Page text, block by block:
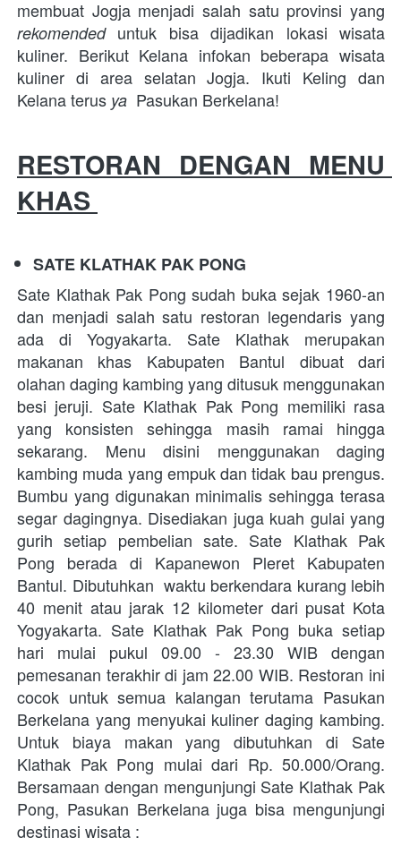
rekomended untuk bisa dijadikan lokasi wisata
kuliner. Berikut Kelana infokan beberapa wisata
kuliner di area selatan Jogja. Ikuti Keling dan
Kelana terus ya Pasukan Berkelana!
RESTORAN DENGAN MENU
KHAS
SATE KLATHAK PAK PONG
Sate Klathak Pak Pong sudah buka sejak 1960-an
dan menjadi salah satu restoran legendaris yang
ada di Yogyakarta. Sate Klathak merupakan
makanan khas Kabupaten Bantul dibuat dari
olahan daging kambing yang ditusuk menggunakan
besi jeruji. Sate Klathak Pak Pong memiliki rasa
yang konsisten sehingga masih ramai hingga
sekarang. Menu disini menggunakan daging
kambing muda yang empuk dan tidak bau prengus.
Bumbu yang digunakan minimalis sehingga terasa
segar dagingnya. Disediakan juga kuah gulai yang
gurih setiap pembelian sate. Sate Klathak Pak
Pong berada di Kapanewon Pleret Kabupaten
Bantul. Dibutuhkan  waktu berkendara kurang lebih
40 menit atau jarak 12 kilometer dari pusat Kota
Yogyakarta. Sate Klathak Pak Pong buka setiap
hari mulai pukul 09.00 - 23.30 WIB dengan
pemesanan terakhir di jam 22.00 WIB. Restoran ini
cocok untuk semua kalangan terutama Pasukan
Berkelana yang menyukai kuliner daging kambing.
Untuk biaya makan yang dibutuhkan di Sate
Klathak Pak Pong mulai dari Rp. 50.000/Orang.
Bersamaan dengan mengunjungi Sate Klathak Pak
Pong, Pasukan Berkelana juga bisa mengunjungi
destinasi wisata :